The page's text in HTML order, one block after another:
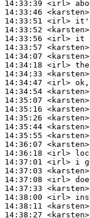
14:33:39 <irl>
14:33:46 <karsten>
14:33:51 <irl>
14:33:52 <karsten>
14:33:56 <irl>
14:33:57 <karsten>
14:34:07 <karsten>
14:34:18 <irl>
14:34:33 <karsten>
14:34:47 <irl>
14:34:54 <karsten>
14:35:07 <karsten>
14:35:16 <karsten>
14:35:26 <karsten>
14:35:44 <karsten>
14:35:55 <karsten>
14:36:07 <karsten>
14:36:18 <irl>
14:37:01 <irl>
14:37:03 <karsten>
14:37:08 <irl>
14:37:33 <karsten>
14:38:00 <irl>
14:38:11 <karsten>
14:38:27 <karsten>